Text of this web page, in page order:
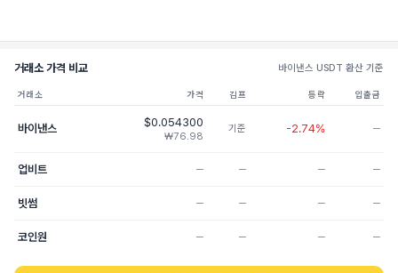
거래소 가격 비교 바이낸스 USDT 환산 기준
거래소 가격 김프 등락 입출금
바이낸스 $0.054300
₩76.98
기준 -2.74% ─
업비트 ─ ─ ─ ─
빗썸 ─ ─ ─ ─
코인원 ─ ─ ─ ─